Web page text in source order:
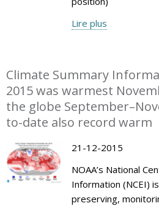
Lire plus
Climate Summary
2015 was warmest
the globe
to-date also record warm
21-12-2015
NOAA’s National
Information (NCEI)
preserving,